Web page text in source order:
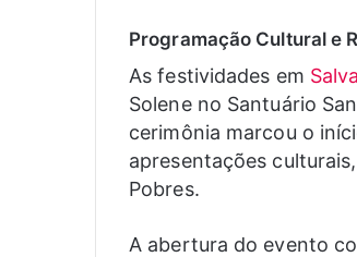
Programação Cultural e
As festividades em
Solene no Santuário
cerimônia marcou o
apresentações
Pobres.
A abertura do evento